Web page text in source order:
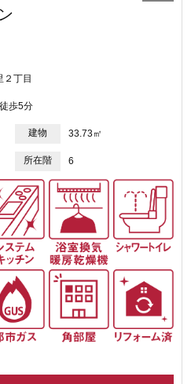
２丁目
歩5分
建物 33.73㎡
所在階 6